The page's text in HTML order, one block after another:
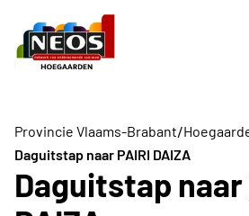
Provincie Vlaams-Brabant/
Daguitstap naar PAIRI DAIZA
Daguitstap naar